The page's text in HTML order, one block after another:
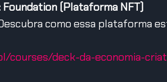
Foundation (Plataforma NFT)
como essa plataforma
courses/deck-da-economia-